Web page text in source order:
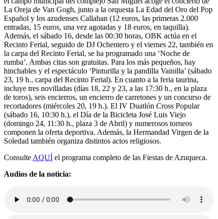
La Oreja de Van Gogh, junto a la orquesta La Edad del Oro del Pop
Español y los azudenses Callahan (12 euros, las primeras 2.000
entradas, 15 euros, una vez agotadas y 18 euros, en taquilla).
Además, el sábado 16, desde las 00:30 horas, OBK actúa en el
Recinto Ferial, seguido de DJ Ochentero y el viernes 22, también en
la carpa del Recinto Ferial, se ha programado una ‘Noche de
rumba’. Ambas citas son gratuitas. Para los más pequeños, hay
hinchables y el espectáculo ‘Pinturilla y la pandilla Vainilla’ (sábado
23, 19 h., carpa del Recinto Ferial). En cuanto a la feria taurina,
incluye tres novilladas (días 18, 22 y 23, a las 17:30 h., en la plaza
de toros), seis encierros, un encierro de carretones y un concurso de
recortadores (miércoles 20, 19 h.). El IV Duatlón Cross Popular
(sábado 16, 10:30 h.), el Día de la Bicicleta José Luis Viejo
(domingo 24, 11:30 h., plaza 3 de Abril) y numerosos torneos
componen la oferta deportiva. Además, la Hermandad Virgen de la
Soledad también organiza distintos actos religiosos.
Consulte AQUÍ el programa completo de las Fiestas de Azuqueca.
Audios de la noticia: